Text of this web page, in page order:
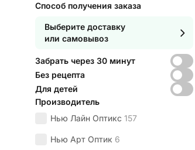
Способ получения заказа
Выберите доставку
или самовывоз
Забрать через 30 минут
Без рецепта
Для детей
Производитель
Нью Лайн Оптикс 157
Нью Арт Оптик 6